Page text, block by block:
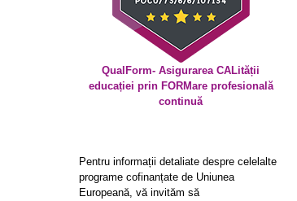
QualForm- Asigurarea CALității
educației prin FORMare profesională
continuă
Pentru informații detaliate despre celelalte
programe cofinanțate de Uniunea
Europeană, vă invităm să